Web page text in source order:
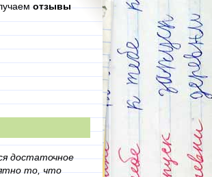
отзывы
достаточное
то, что